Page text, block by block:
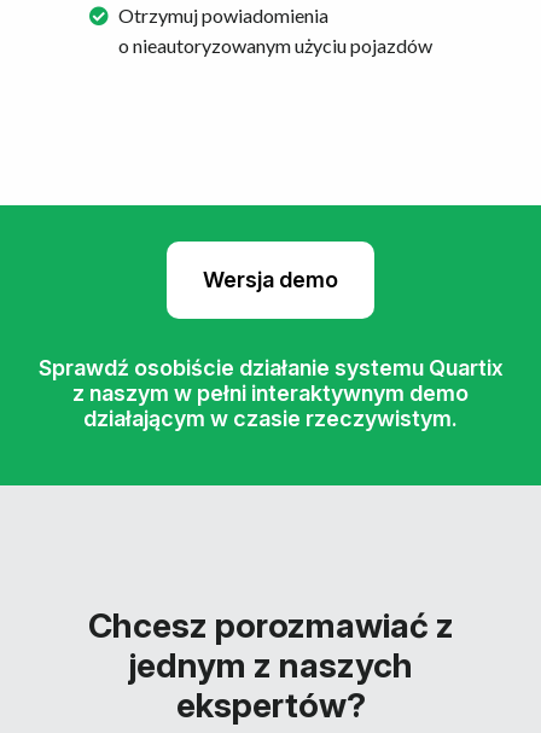
Otrzymuj powiadomienia
o nieautoryzowanym użyciu pojazdów
Wersja demo
Sprawdź osobiście działanie systemu Quartix
z naszym w pełni interaktywnym demo
działającym w czasie rzeczywistym.
Chcesz porozmawiać z
jednym z naszych
ekspertów?